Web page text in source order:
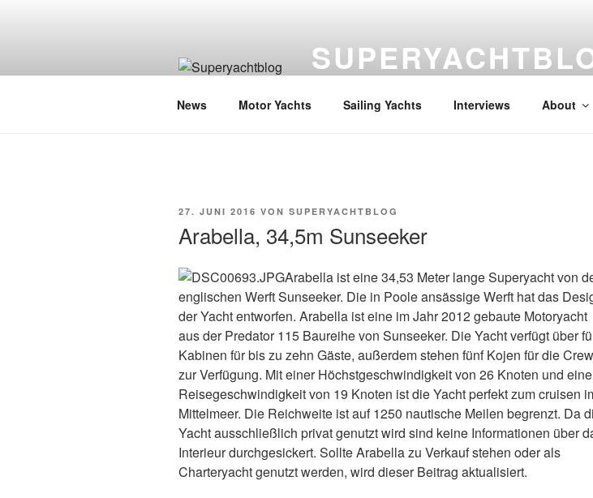
News Motor Yachts Sailing Yachts Interviews About
VERÖFFENTLICHT
27. JUNI 2016 VON SUPERYACHTBLOG
Arabella, 34,5m Sunseeker
Arabella ist eine 34,53 Meter lange Superyacht von
englischen Werft Sunseeker. Die in Poole ansässige Werft hat das
der Yacht entworfen. Arabella ist eine im Jahr 2012 gebaute Motoryacht
aus der Predator 115 Baureihe von Sunseeker. Die Yacht verfügt über
Kabinen für bis zu zehn Gäste, außerdem stehen fünf Kojen für die Crew
zur Verfügung. Mit einer Höchstgeschwindigkeit von 26 Knoten und
Reisegeschwindigkeit von 19 Knoten ist die Yacht perfekt zum cruisen
Mittelmeer. Die Reichweite ist auf 1250 nautische Meilen begrenzt. Da
Yacht ausschließlich privat genutzt wird sind keine Informationen über
Interieur durchgesickert. Sollte Arabella zu Verkauf stehen oder als
Charteryacht genutzt werden, wird dieser Beitrag aktualisiert.